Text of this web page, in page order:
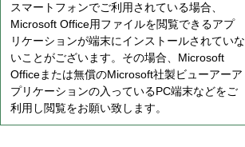
スマートフォンでご利用されている場合、
Microsoft Office用ファイルを閲覧できるアプ
リケーションが端末にインストールされていな
いことがございます。その場合、Microsoft
Officeまたは無償のMicrosoft社製ビューアーア
プリケーションの入っているPC端末などをご
利用し閲覧をお願い致します。